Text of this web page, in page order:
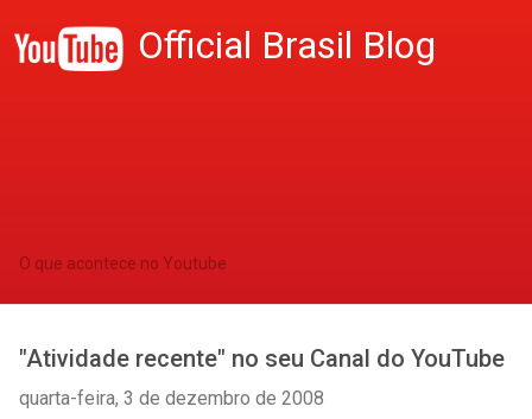
Official Brasil Blog
O que acontece no Youtube
"Atividade recente" no seu Canal do YouTube
quarta-feira, 3 de dezembro de 2008